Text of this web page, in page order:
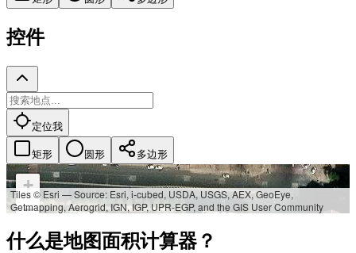
控件
定位我
矩形 圆形 多边形
+
−
Tiles © Esri — Source: Esri, i-cubed, USDA, USGS, AEX, GeoEye,
Getmapping, Aerogrid, IGN, IGP, UPR-EGP, and the GIS User Community
什么是地图面积计算器？